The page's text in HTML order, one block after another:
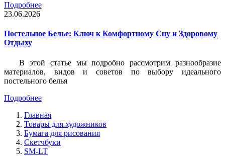
Подробнее
23.06.2026
Постельное Белье: Ключ к Комфортному Сну и Здоровому
Отдыху
В этой статье мы подробно рассмотрим разнообразие
материалов, видов и советов по выбору идеального
постельного белья
Подробнее
Главная
Товары для художников
Бумага для рисования
Скетчбуки
SM-LT